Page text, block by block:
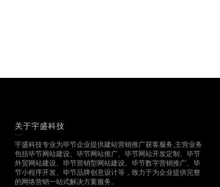
关于宇盛科技
宇盛科技专业为毕节企业提供建站营销推广获客服务,主营业务
包括毕节网站建设、毕节网站推广、毕节网站开发定制、毕节
外贸网站建设、毕节营销型网站建设、毕节数字营销推广、毕
节小程序开发、毕节品牌创意设计等，致力于为企业提供完整
的网络营销一站式解决方案服务。